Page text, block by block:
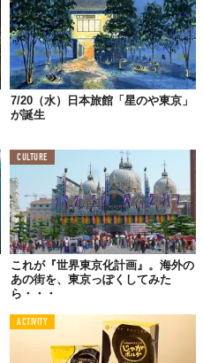
7/20（水）日本旅館「星のや東京」
が誕生
CULTURE
これが『世界東京化計画』。海外の
あの街を、東京っぽくしてみた
ら・・・
ACTIVITY